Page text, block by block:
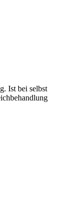
Ist bei selbst